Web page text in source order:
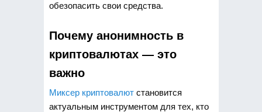
обезопасить свои средства.
Почему анонимность в
криптовалютах — это
важно
Миксер криптовалютстановится
актуальным инструментом для тех, кто